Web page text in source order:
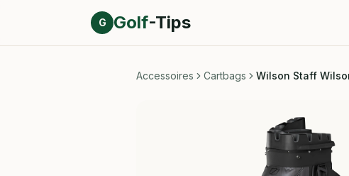
Direct naar inhoud
G Golf-Tips
Accessoires Cartbags Wilson Staff